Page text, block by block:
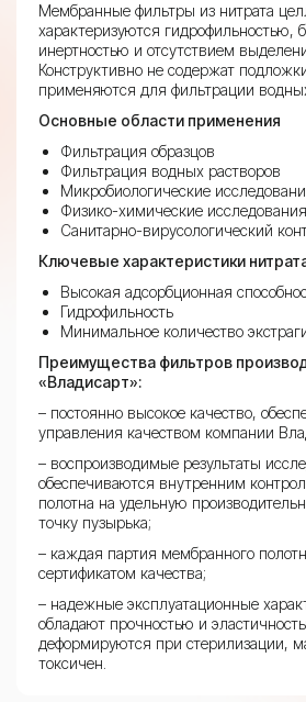
Мембранные фильтры из нитрата
характеризуются гидрофильностью,
инертностью и отсутствием
Конструктивно не содержат
применяются для фильтрации
Основные области применения
Фильтрация образцов
Фильтрация водных растворов
Микробиологические
Физико-химические исследования
Санитарно-вирусологический
Ключевые характеристики
Высокая адсорбционная
Гидрофильность
Минимальное количество
Преимущества фильтров
«Владисарт»:
– постоянно высокое качество,
управления качеством компании
– воспроизводимые результаты
обеспечиваются внутренним
полотна на удельную
точку пузырька;
– каждая партия мембранного
сертификатом качества;
– надежные эксплуатационные
обладают прочностью и
деформируются при стерилизации,
токсичен.